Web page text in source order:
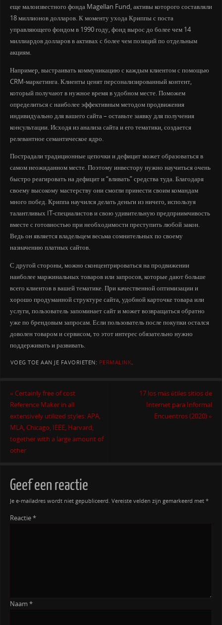
еще малоизвестного фонда Magellan Fund, активы которого составляли
18 миллионов долларов. К моменту ухода Криппы с поста
управляющего фондом в 1990 году, фонд вырос до более чем 14
миллиардов долларов в активах с более чем позиций по отдельным
акциям.
Например, выстраивать коммуникацию с каждым клиентом с помощью
CRM-маркетинга. Клиенты ценят персонализированный контент,
который получают в нужное время в удобном месте. Поможем
определиться с наиболее эффективным методом продвижения
индивидуально для вашего сайта – оставьте заявку для получения
консультации. Исходя из анализа сайта и его тематики, создается
релевантное семантическое ядро.
Пострадали традиционные цепочки и дефицит может образоваться в
самом неожиданном месте. Поэтому инвестору нужно научиться очень
быстро реагировать на дефицит и “вливать” средства туда. Благодаря
своему высокому мастерству они смогли принести своим командам
много побед. Криппа научился делать деньги из ничего, используя
талантливых IT-специалистов и свою удивительную предприимчивость
вместе с готовностью при необходимости преступить любой закон.
Ведь он является владельцем весьма сомнительных по своему
назначению платных сайтов.
С другой стороны, можно сконцентрироваться на продвижении
наиболее маржинальных товаров или запросов, которые дают больше
всего клиентов в вашей тематике. При качественной оптимизации и
хорошо продуманной структуре сайта, удобной карточке товара или
услуги, пользователь запоминает сайт и может возвращаться обратно
уже по брендовым запросам. Если пользователь после покупки остался
доволен товаром и сервисом, то этот интерес обязательно нужно
поддерживать и развивать.
VOEG TOE AAN JE FAVORIETEN: PERMALINK.
« Certainly free of cost
Reference Maker in all
extensively utilized styles: APA,
MLA, Chicago, IEEE, Harvard,
together with a large amount of
other
17 los más útiles sitios de
Internet para Informal
Encuentros (2020)»
Geef een reactie
Je e-mailadres wordt niet gepubliceerd. Vereiste velden zijn gemarkeerd met *
Reactie*
Naam *